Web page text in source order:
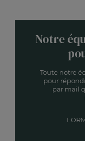
Notre
Toute notre
pour
par mail